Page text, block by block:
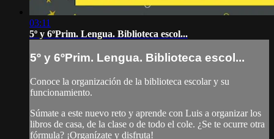
03:11
5º y 6ºPrim. Lengua. Biblioteca escol...
5º y 6ºPrim. Lengua. Biblioteca escol...
Conoce la organización de la biblioteca escolar y su
funcionamiento.
Súmate a este nuevo reto y aprende con Luis a organizar los
libros de casa, de la clase o de todo el cole. ¿Se te ocurre otra
fórmula? ¡Organízate y disfruta!